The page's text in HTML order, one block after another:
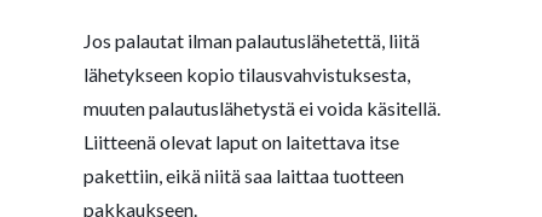
Jos palautat ilman palautuslähetettä, liitä
lähetykseen kopio tilausvahvistuksesta,
muuten palautuslähetystä ei voida käsitellä.
Liitteenä olevat laput on laitettava itse
pakettiin, eikä niitä saa laittaa tuotteen
pakkaukseen.